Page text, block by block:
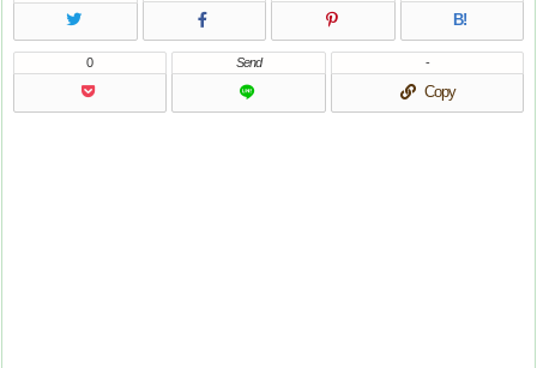
B!
0 Send
Copy
-